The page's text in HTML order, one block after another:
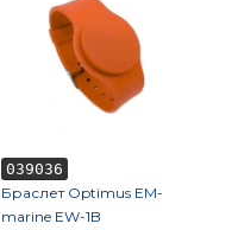
039036
Браслет Optimus EM-
marine EW-1B